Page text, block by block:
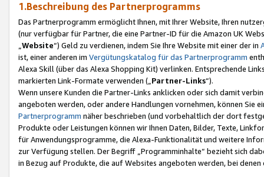
1.Beschreibung des Partnerprogramms
Das Partnerprogramm ermöglicht Ihnen, mit Ihrer Website, Ihren
(nur verfügbar für Partner, die eine Partner-ID für die Amazon UK
Website“) Geld zu verdienen, indem Sie Ihre Website mit einer der in
ist, einer anderen im Vergütungskatalog für das Partnerprogramm
Alexa Skill (über das Alexa Shopping Kit) verlinken. Entsprechende
markierten Link-Formate verwenden („ Partner-Links“).
Wenn unsere Kunden die Partner-Links anklicken oder sich damit
angeboten werden, oder andere Handlungen vornehmen, können Sie
Partnerprogramm näher beschrieben (und vorbehaltlich der dort
Produkte oder Leistungen können wir Ihnen Daten, Bilder, Texte,
für Anwendungsprogramme, die Alexa-Funktionalität und weitere
zur Verfügung stellen. Der Begriff „Programminhalte“ bezieht sich
in Bezug auf Produkte, die auf Websites angeboten werden, bei